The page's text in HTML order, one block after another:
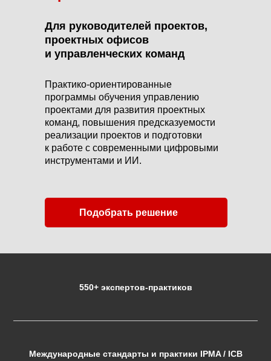
Для руководителей проектов,
проектных офисов
и управленческих команд
Практико-ориентированные
программы обучения управлению
проектами для развития проектных
команд, повышения предсказуемости
реализации проектов и подготовки
к работе с современными цифровыми
инструментами и ИИ.
Подобрать решение
550+ экспертов-практиков
Международные стандарты и практики IPMA / ICB